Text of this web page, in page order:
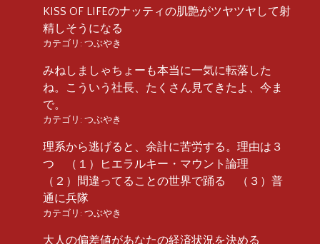
KISS OF LIFEのナッティの肌艶がツヤツヤして射
精しそうになる
カテゴリ: つぶやき
みねしましゃちょーも本当に一気に転落した
ね。こういう社長、たくさん見てきたよ、今ま
で。
カテゴリ: つぶやき
理系から逃げると、余計に苦労する。理由は３
つ （１）ヒエラルキー・マウント論理
（２）間違ってることの世界で踊る （３）普
通に兵隊
カテゴリ: つぶやき
大人の偏差値があなたの経済状況を決める